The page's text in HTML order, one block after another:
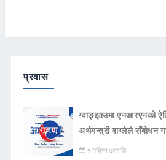
प्रवास
ग्वाङ्झाउमा एनआरएनको
अर्थमन्त्री वाग्लेले सँबोधन
१ महिना अगाडि